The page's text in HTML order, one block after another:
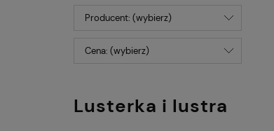
Producent: (wybierz)
Cena: (wybierz)
Lusterka i lustra